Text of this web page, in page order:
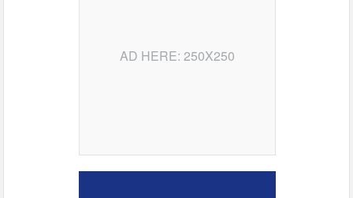
AD HERE: 250X250